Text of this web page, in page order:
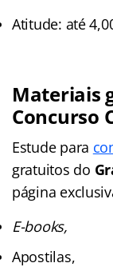
Atitude: até
Materiais
Concurso
Estude para
gratuitos do
página
E-books,
Apostilas,